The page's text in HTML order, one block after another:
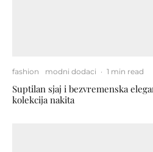
fashion modni dodaci · 1 min read
Suptilan sjaj i bezvremenska
kolekcija nakita